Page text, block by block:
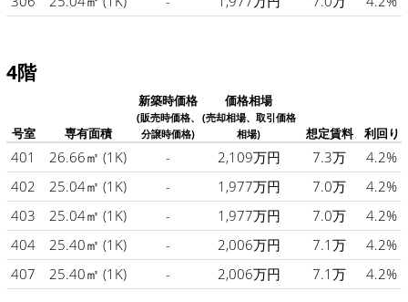
4階
号室 専有面積
新築時価格
(販売時価格、
分譲時価格)
価格相場
(売却相場、取引価格
相場)
想定賃料 利回り
401 26.66㎡ (1K) - 2,109万円 7.3万
4.2%
402
25.04㎡ (1K) - 1,977万円 7.0万
4.2%
403
25.04㎡ (1K) - 1,977万円 7.0万
4.2%
404
25.40㎡ (1K) - 2,006万円 7.1万
4.2%
407
25.40㎡ (1K) - 2,006万円 7.1万 4.2%